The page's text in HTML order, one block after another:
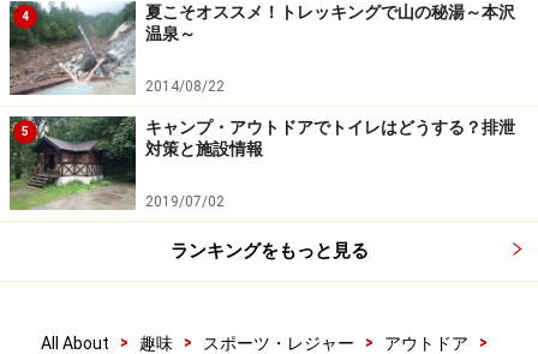
4
夏こそオススメ！トレッキングで山の秘湯～本沢
温泉～
2014/08/22
5
キャンプ・アウトドアでトイレはどうする？排泄
対策と施設情報
2019/07/02
ランキングをもっと見る
All About > 趣味 > スポーツ・レジャー > アウトドア
>